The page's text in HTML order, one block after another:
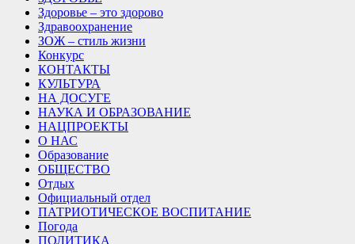
Здоровье – это здорово
Здравоохранение
ЗОЖ – стиль жизни
Конкурс
КОНТАКТЫ
КУЛЬТУРА
НА ДОСУГЕ
НАУКА И ОБРАЗОВАНИЕ
НАЦПРОЕКТЫ
О НАС
Образование
ОБЩЕСТВО
Отдых
Официальный отдел
ПАТРИОТИЧЕСКОЕ ВОСПИТАНИЕ
Погода
ПОЛИТИКА